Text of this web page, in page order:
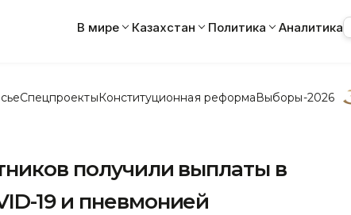
В мире Казахстан Политика Аналитика
СпецпроектыКонституционная реформаВыборы-2026
получили выплаты в
19 и пневмонией